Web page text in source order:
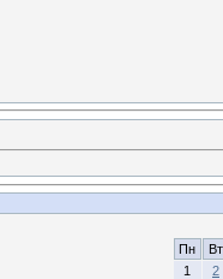
Пн
Вт
1
2